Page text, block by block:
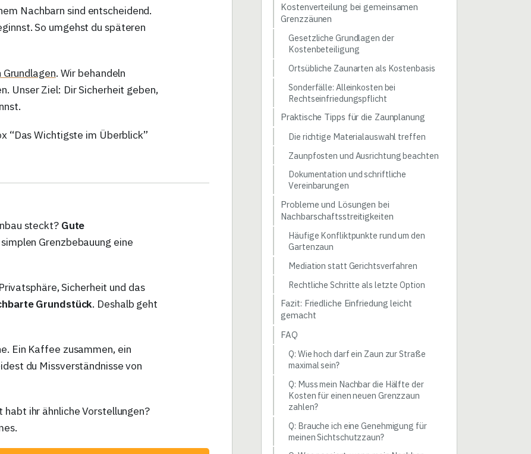
Nachbarn sind entscheidend.
So umgehst du späteren
. Wir behandeln
Unser Ziel: Dir Sicherheit geben,
“Das Wichtigste im Überblick”
steckt? Gute
Grenzbebauung eine
Sicherheit und das
Grundstück. Deshalb geht
Ein Kaffee zusammen, ein
du Missverständnisse von
habt ihr ähnliche Vorstellungen?
Kostenverteilung bei gemeinsamen
Grenzzäunen
Gesetzliche Grundlagen der
Kostenbeteiligung
Ortsübliche Zaunarten als Kostenbasis
Sonderfälle: Alleinkosten bei
Rechtseinfriedungspflicht
Praktische Tipps für die Zaunplanung
Die richtige Materialauswahl treffen
Zaunpfosten und Ausrichtung beachten
Dokumentation und schriftliche
Vereinbarungen
Probleme und Lösungen bei
Nachbarschaftsstreitigkeiten
Häufige Konfliktpunkte rund um den
Gartenzaun
Mediation statt Gerichtsverfahren
Rechtliche Schritte als letzte Option
Fazit: Friedliche Einfriedung leicht
gemacht
FAQ
Q: Wie hoch darf ein Zaun zur Straße
maximal sein?
Q: Muss mein Nachbar die Hälfte der
Kosten für einen neuen Grenzzaun
zahlen?
Q: Brauche ich eine Genehmigung für
meinen Sichtschutzzaun?